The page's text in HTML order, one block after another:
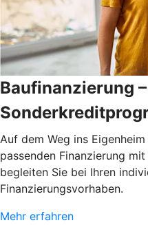
Baufinanzierung –
Auf dem Weg ins
passenden Finanzierung
begleiten Sie bei Ihren
Finanzierungsvorhaben.
Mehr erfahren